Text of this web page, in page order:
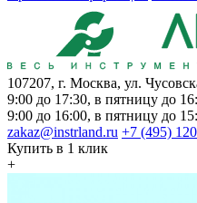
107207, г. Москва, ул.
9:00 до 17:30, в пятницу до
9:00 до 16:00, в пятницу до
zakaz@instrland.ru +7 (495)
Купить в 1 клик
+